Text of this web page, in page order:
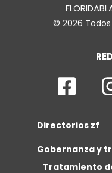
© 2026
Directorios zf
Gobernanza y
Tratamiento